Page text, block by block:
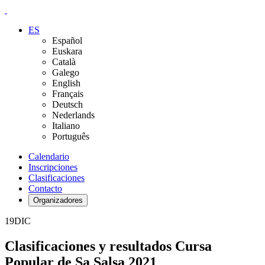
ES
Español
Euskara
Català
Galego
English
Français
Deutsch
Nederlands
Italiano
Português
Calendario
Inscripciones
Clasificaciones
Contacto
Organizadores
19DIC
Clasificaciones y resultados Cursa